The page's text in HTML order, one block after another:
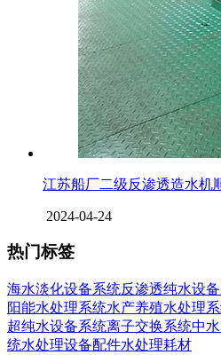
江苏船厂二级反渗透造水机
2024-04-24
热门标签
海水淡化设备系统反渗透纯水设
阳能水处理系统水产养殖水处理
超纯水设备系统离子交换系统中
统水处理设备配件水处理耗材